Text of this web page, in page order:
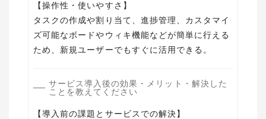
【操作性・使いやすさ】
タスクの作成や割り当て、進捗管理、カスタマイ
ズ可能なボードやウィキ機能などが簡単に行える
ため、新規ユーザーでもすぐに活用できる。
サービス導入後の効果・メリット・解決した
ことを教えてください
【導入前の課題とサービスでの解決】